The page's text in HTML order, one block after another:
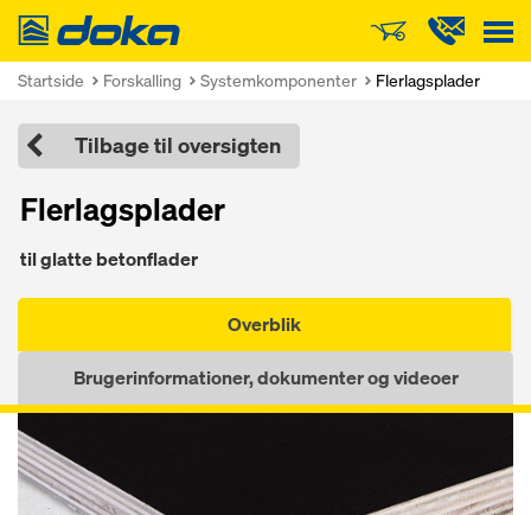
Doka
Startside Forskalling Systemkomponenter Flerlagsplader
Tilbage til oversigten
Flerlagsplader
til glatte betonflader
Overblik
Brugerinformationer, dokumenter og videoer